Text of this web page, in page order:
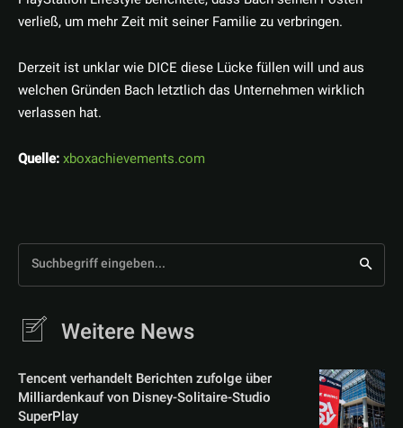
verließ, um mehr Zeit mit seiner Familie zu verbringen.
Derzeit ist unklar wie DICE diese Lücke füllen will und aus
welchen Gründen Bach letztlich das Unternehmen wirklich
verlassen hat.
Quelle:xboxachievements.com
Suchbegriff eingeben...
Weitere News
Tencent verhandelt Berichten zufolge über
Milliardenkauf von Disney-Solitaire-Studio
SuperPlay